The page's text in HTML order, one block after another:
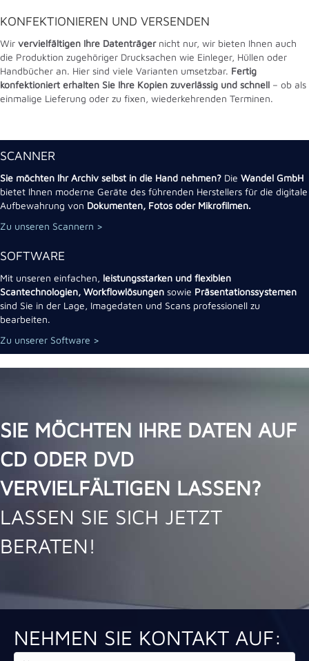
KONFEKTIONIEREN UND VERSENDEN
Wir vervielfältigen Ihre Datenträgernicht nur, wir bieten Ihnen auch
die Produktion zugehöriger Drucksachen wie Einleger, Hüllen oder
Handbücher an. Hier sind viele Varianten umsetzbar. Fertig
konfektioniert erhalten Sie Ihre Kopien zuverlässig und schnell – ob als
einmalige Lieferung oder zu fixen, wiederkehrenden Terminen.
SCANNER
Sie möchten Ihr Archiv selbst in die Hand nehmen? Die Wandel GmbH
bietet Ihnen moderne Geräte des führenden Herstellers für die digitale
Aufbewahrung von Dokumenten, Fotos oder Mikrofilmen.
Zu unseren Scannern >
SOFTWARE
Mit unseren einfachen, leistungsstarken und flexiblen
Scantechnologien, Workflowlösungen sowie Präsentationssystemen
sind Sie in der Lage, Imagedaten und Scans professionell zu
bearbeiten.
Zu unserer Software >
SIE MÖCHTEN IHRE DATEN AUF
CD ODER DVD
VERVIELFÄLTIGEN LASSEN?
LASSEN SIE SICH JETZT
BERATEN!
NEHMEN SIE KONTAKT AUF: